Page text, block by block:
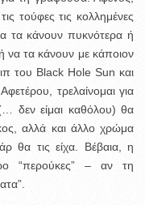
τούφες τις κολλημένες
τα κάνουν πυκνότερα ή
να τα κάνουν με κάποιον
του Black Hole Sun και
τρελαίνομαι για
δεν είμαι καθόλου) θα
αλλά και άλλο χρώμα
θα τις είχα. Βέβαια, η
“περούκες” – αν τη